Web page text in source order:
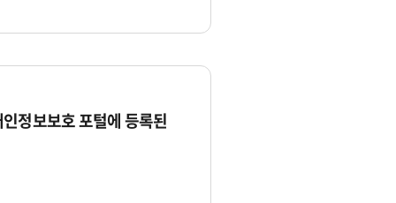
정보보호 포털에 등록된